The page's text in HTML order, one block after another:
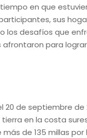
en que
sus
los desafíos que
afrontaron para lograr
20 de septiembre de
en la costa
de 135 millas por